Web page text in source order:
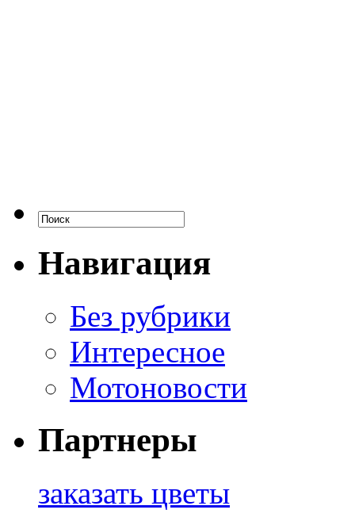
Навигация
Без рубрики
Интересное
Мотоновости
Партнеры
заказать цветы